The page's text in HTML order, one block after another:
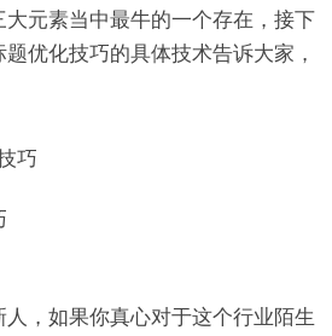
元素当中最牛的一个存在，接下
优化技巧的具体技术告诉大家，
，如果你真心对于这个行业陌生